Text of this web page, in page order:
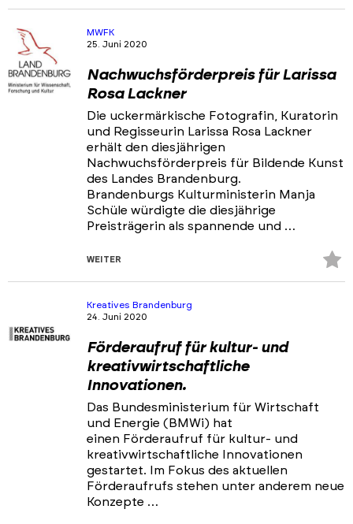
MWFK
25. Juni 2020
Nachwuchsförderpreis für Larissa
Rosa Lackner
Die uckermärkische Fotografin, Kuratorin
und Regisseurin Larissa Rosa Lackner
erhält den diesjährigen
Nachwuchsförderpreis für Bildende Kunst
des Landes Brandenburg.
Brandenburgs Kulturministerin Manja
Schüle würdigte die diesjährige
Preisträgerin als spannende und …
WEITER
Kreatives Brandenburg
24. Juni 2020
Förderaufruf für kultur- und
kreativwirtschaftliche
Innovationen.
Das Bundesministerium für Wirtschaft
und Energie (BMWi) hat
einen Förderaufruf für kultur- und
kreativwirtschaftliche Innovationen
gestartet. Im Fokus des aktuellen
Förderaufrufs stehen unter anderem neue
Konzepte …